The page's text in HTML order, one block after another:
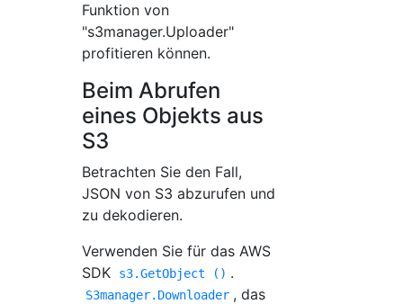
Funktion von
"s3manager.Uploader"
profitieren können.
Beim Abrufen
eines Objekts aus
S3
Betrachten Sie den Fall,
JSON von S3 abzurufen und
zu dekodieren.
Verwenden Sie für das AWS
SDK
s3.GetObject () .
S3manager.Downloader , das